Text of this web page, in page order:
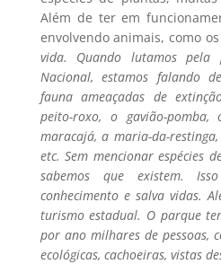
Além de ter em
envolvendo animais, como
vida. Quando lutamos pela
Nacional, estamos falando
fauna ameaçadas de
peito-roxo, o gavião-
maracajá, a maria-da-
etc. Sem mencionar espécies
sabemos que existem.
conhecimento e salva vidas.
turismo estadual. O parque
por ano milhares de pessoas,
ecológicas, cachoeiras, vistas